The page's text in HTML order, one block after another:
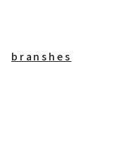
branshes